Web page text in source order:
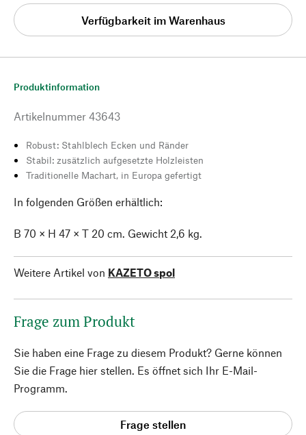
Verfügbarkeit im Warenhaus
Produktinformation
Artikelnummer 43643
Robust: Stahlblech Ecken und Ränder
Stabil: zusätzlich aufgesetzte Holzleisten
Traditionelle Machart, in Europa gefertigt
In folgenden Größen erhältlich:
B 70 × H 47 × T 20 cm. Gewicht 2,6 kg.
Weitere Artikel von KAZETO spol
Frage zum Produkt
Sie haben eine Frage zu diesem Produkt? Gerne können
Sie die Frage hier stellen. Es öffnet sich Ihr E-Mail-
Programm.
Frage stellen